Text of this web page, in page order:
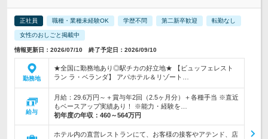
正社員 職種・業種未経験OK 学歴不問 第二新卒歓迎 転勤なし
女性のおしごと掲載中
情報更新日：2026/07/10 終了予定日：2026/09/10
勤務地
★全国に勤務地あり◎駅チカの好立地★ 【ビュッフェレスト
ラン ラ・ベランダ】 アパホテル＆リゾート…
給与
月給：29.6万円～＋賞与年2回（2.5ヶ月分）＋各種手当 ※直近
もベースアップ実績あり！ ※能力・経験を…
初年度の年収： 460～564万円
ホテル内の直営レストランにて、お客様の接客やアテンド、店